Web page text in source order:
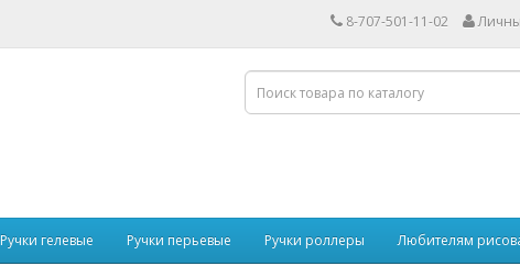
8-707-501-11-02
Ручки гелевые Ручки перьевые Ручки роллеры Любителям